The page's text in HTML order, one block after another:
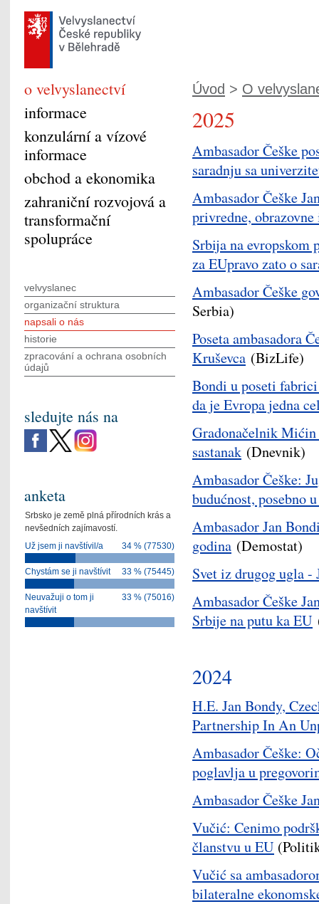
Úvod > O
2025
Ambasador Češke
saradnju sa
Ambasador Češke
privredne,
Srbija na evropskom
za EUpravo zato o
Ambasador Češke
Serbia)
Poseta ambasadora
Kruševca (BizLife)
Bondi u poseti
da je Evropa jedna
Gradonačelnik Mićin
sastanak (Dnevnik)
Ambasador Češke:
budućnost, posebno
Ambasador Jan
godina (Demostat)
Svet iz drugog ugla -
Ambasador Češke
Srbije na putu ka EU
2024
H.E. Jan Bondy,
Partnership In An
Ambasador Češke:
poglavlja u
Ambasador Češke
Vučić: Cenimo
članstvu u EU
Vučić sa
bilateralne
o velvyslanectví
informace
konzulární a vízové
informace
obchod a ekonomika
zahraniční rozvojová a
transformační
spolupráce
velvyslanec
organizační struktura
napsali o nás
historie
zpracování a ochrana osobních
údajů
sledujte nás na
anketa
Srbsko je země plná přírodních krás a
nevšedních zajímavostí.
34 % (77530)
Už jsem ji navštívil/a
33 % (75445)
Chystám se ji navštívit
33 % (75016)
Neuvažuji o tom ji
navštívit